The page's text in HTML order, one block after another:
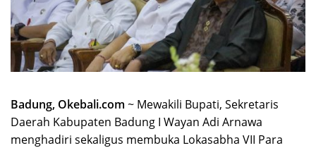
Badung, Okebali.com ~ Mewakili Bupati, Sekretaris
Daerah Kabupaten Badung I Wayan Adi Arnawa
menghadiri sekaligus membuka Lokasabha VII Para